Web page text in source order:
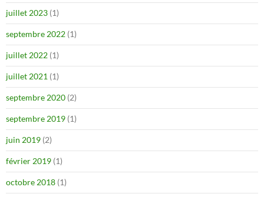
juillet 2023 (1)
septembre 2022 (1)
juillet 2022 (1)
juillet 2021 (1)
septembre 2020 (2)
septembre 2019 (1)
juin 2019 (2)
février 2019 (1)
octobre 2018 (1)